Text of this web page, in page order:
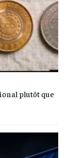
plutôt que